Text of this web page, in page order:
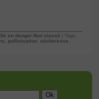
en danger Non classé | Tags :
pollinisation sécheresse